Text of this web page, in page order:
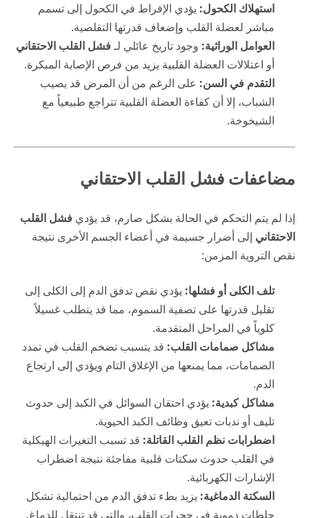
استهلاك الكحول: يؤدي الإفراط في الكحول إلى تسمم
مباشر لعضلة القلب وإضعاف قدرتها التقلصية.
العوامل الوراثية: وجود تاريخ عائلي لـفشل القلب الاحتقاني
أو اعتلالات العضلة القلبية يزيد من فرص الإصابة المبكرة.
التقدم في السن: على الرغم من أن المرض قد يصيب
الشباب، إلا أن كفاءة العضلة القلبية تتراجع طبيعياً مع
الشيخوخة.
مضاعفات فشل القلب الاحتقاني
إذا لم يتم التحكم في الحالة بشكل صارم، قد يؤدي فشل القلب
الاحتقاني إلى أضرار جسيمة في أعضاء الجسم الأخرى نتيجة
نقص التروية المزمن:
تلف الكلى أو فشلها: يؤدي نقص تدفق الدم إلى الكلى إلى
تقليل قدرتها على تصفية السموم، مما قد يتطلب غسيلاً
كلوياً في المراحل المتقدمة.
مشاكل صمامات القلب: قد يتسبب تضخم القلب في تمدد
الصمامات، مما يمنعها من الإغلاق التام ويؤدي إلى ارتجاع
الدم.
مشاكل كبدية: يؤدي احتقان السوائل في الكبد إلى حدوث
تليف أو ندبات تعيق وظائف الكبد الحيوية.
اضطرابات نظم القلب القاتلة: قد تسبب التغيرات الهيكلية
في القلب حدوث سكتات قلبية مفاجئة نتيجة اضطراب
الإشارات الكهربائية.
السكتة الدماغية: يزيد بطء تدفق الدم من احتمالية تشكل
جلطات دموية في حجرات القلب، والتي قد تنتقل للدماغ.